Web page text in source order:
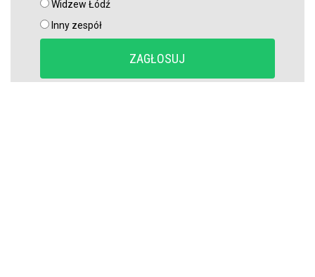
remisem (VIDEO)
Widzew Łódź
Inny zespół